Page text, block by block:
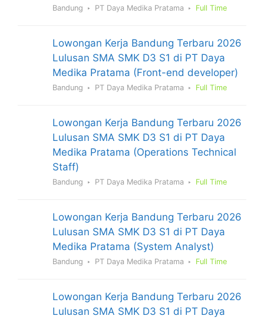
Bandung PT Daya Medika Pratama Full Time
Lowongan Kerja Bandung Terbaru 2026
Lulusan SMA SMK D3 S1 di PT Daya
Medika Pratama (Front-end developer)
Bandung PT Daya Medika Pratama Full Time
Lowongan Kerja Bandung Terbaru 2026
Lulusan SMA SMK D3 S1 di PT Daya
Medika Pratama (Operations Technical
Staff)
Bandung PT Daya Medika Pratama Full Time
Lowongan Kerja Bandung Terbaru 2026
Lulusan SMA SMK D3 S1 di PT Daya
Medika Pratama (System Analyst)
Bandung PT Daya Medika Pratama Full Time
Lowongan Kerja Bandung Terbaru 2026
Lulusan SMA SMK D3 S1 di PT Daya